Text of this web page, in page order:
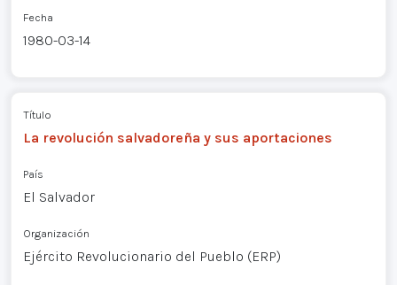
Fecha
1980-03-14
Título
La revolución salvadoreña y sus aportaciones
País
El Salvador
Organización
Ejército Revolucionario del Pueblo (ERP)